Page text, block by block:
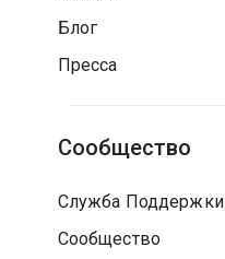
Блог
Пресса
Сообщество
Служба Поддержки
Сообщество